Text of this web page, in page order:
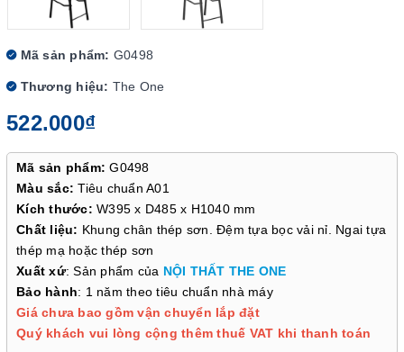
Mã sản phẩm: G0498
Thương hiệu: The One
522.000₫
Mã sản phẩm: G0498
Màu sắc: Tiêu chuẩn A01
Kích thước: W395 x D485 x H1040 mm
Chất liệu: Khung chân thép sơn. Đệm tựa bọc vải nỉ. Ngai tựa
thép mạ hoặc thép sơn
Xuất xứ: Sản phẩm của NỘI THẤT THE ONE
Bảo hành: 1 năm theo tiêu chuẩn nhà máy
Giá chưa bao gồm vận chuyển lắp đặt
Quý khách vui lòng cộng thêm thuế VAT khi thanh toán